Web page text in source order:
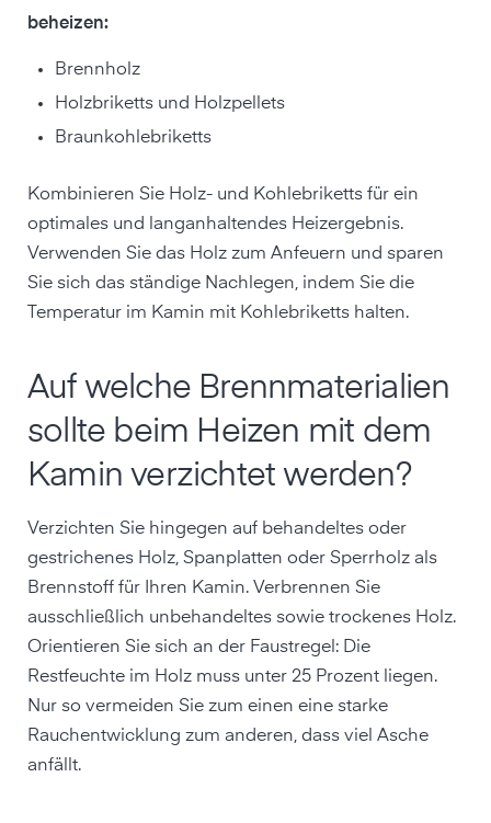
beheizen:
Brennholz
Holzbriketts und Holzpellets
Braunkohlebriketts
Kombinieren Sie Holz- und Kohlebriketts für ein
optimales und langanhaltendes Heizergebnis.
Verwenden Sie das Holz zum Anfeuern und sparen
Sie sich das ständige Nachlegen, indem Sie die
Temperatur im Kamin mit Kohlebriketts halten.
Auf welche Brennmaterialien
sollte beim Heizen mit dem
Kamin verzichtet werden?
Verzichten Sie hingegen auf behandeltes oder
gestrichenes Holz, Spanplatten oder Sperrholz als
Brennstoff für Ihren Kamin. Verbrennen Sie
ausschließlich unbehandeltes sowie trockenes Holz.
Orientieren Sie sich an der Faustregel: Die
Restfeuchte im Holz muss unter 25 Prozent liegen.
Nur so vermeiden Sie zum einen eine starke
Rauchentwicklung zum anderen, dass viel Asche
anfällt.